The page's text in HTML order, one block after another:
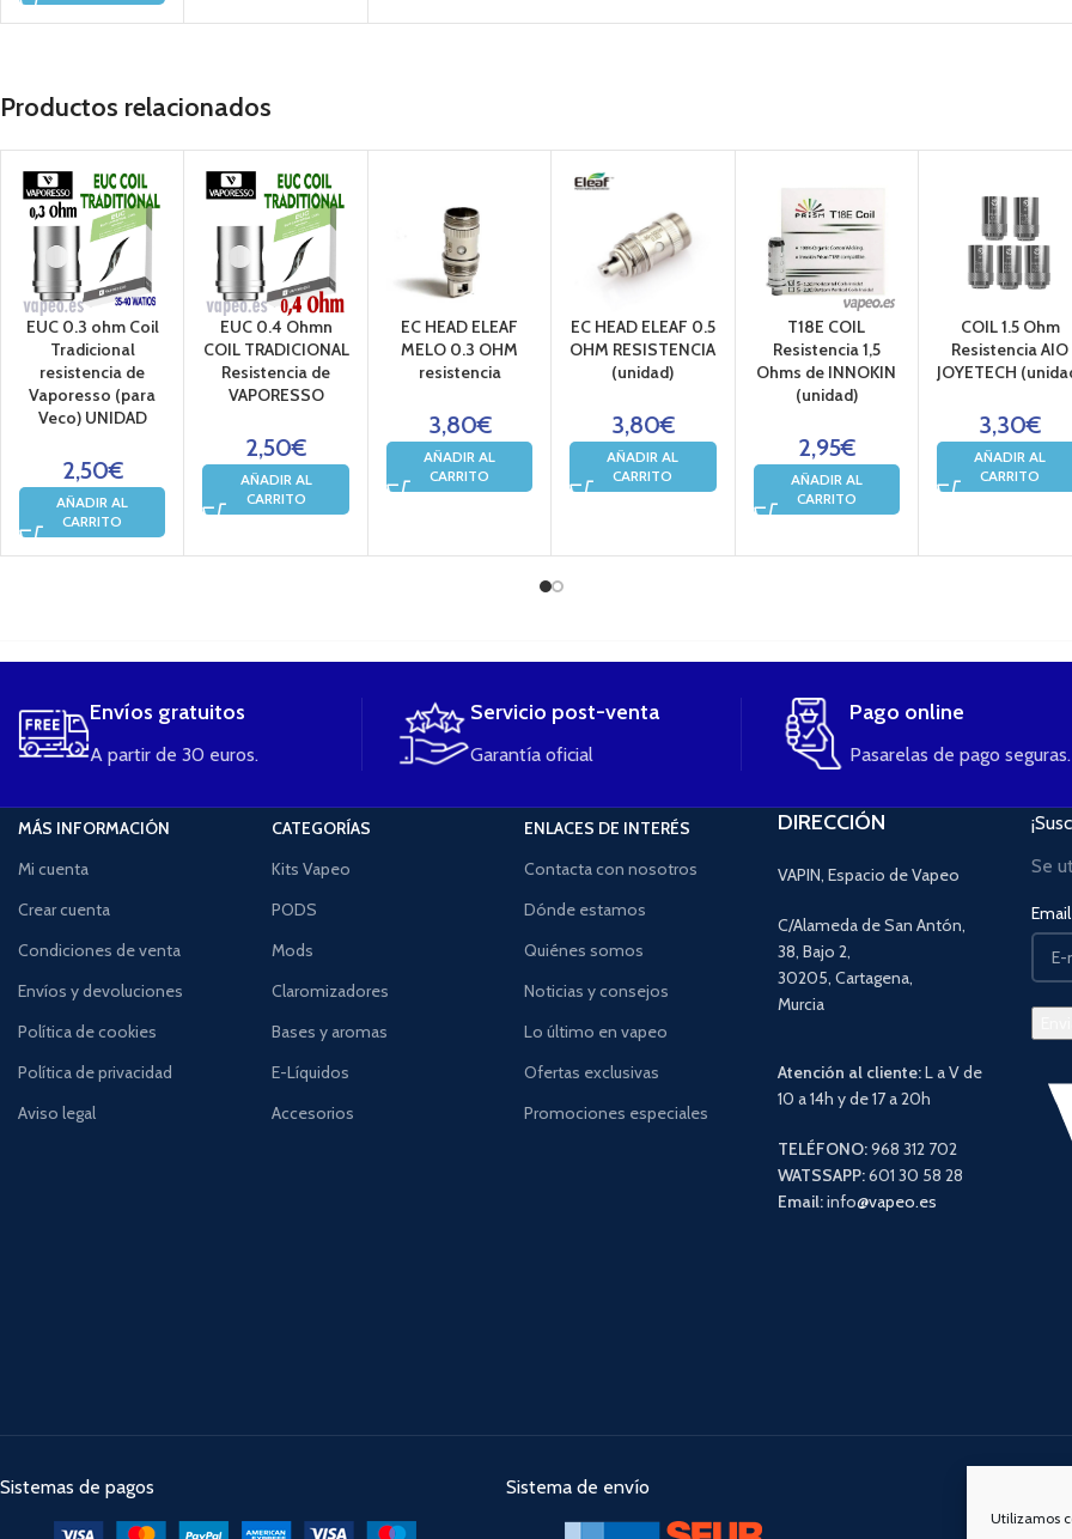
Utilizamos
Productos relacionados
EUC 0.3 ohm Coil
Tradicional
resistencia de
Vaporesso (para
Veco) UNIDAD
2,50€
AÑADIR AL
CARRITO
EUC 0.4 Ohmn
COIL TRADICIONAL
Resistencia de
VAPORESSO
2,50€
AÑADIR AL
CARRITO
EC HEAD ELEAF
MELO 0.3 OHM
resistencia
3,80€
AÑADIR AL
CARRITO
EC HEAD ELEAF 0.5
OHM RESISTENCIA
(unidad)
3,80€
AÑADIR AL
CARRITO
T18E COIL
Resistencia 1,5
Ohms de INNOKIN
(unidad)
2,95€
AÑADIR AL
CARRITO
COIL 1.5 Ohm
Resistencia AIO
JOYETECH
3,30€
AÑADIR AL
CARRITO
Envíos gratuitos
A partir de 30 euros.
Servicio post-venta
Garantía oficial
Pago online
Pasarelas de pago seguras.
MÁS INFORMACIÓN
Mi cuenta
Crear cuenta
Condiciones de venta
Envíos y devoluciones
Política de cookies
Política de privacidad
Aviso legal
CATEGORÍAS
Kits Vapeo
PODS
Mods
Claromizadores
Bases y aromas
E-Líquidos
Accesorios
ENLACES DE INTERÉS
Contacta con nosotros
Dónde estamos
Quiénes somos
Noticias y consejos
Lo último en vapeo
Ofertas exclusivas
Promociones especiales
DIRECCIÓN
VAPIN, Espacio de Vapeo
C/Alameda de San Antón,
38, Bajo 2,
30205, Cartagena,
Murcia
Atención al cliente:L a V de
10 a 14h y de 17 a 20h
TELÉFONO:968 312 702
WATSSAPP:601 30 58 28
Email:info@vapeo.es
Se
Email
Sistemas de pagos Sistema de envío